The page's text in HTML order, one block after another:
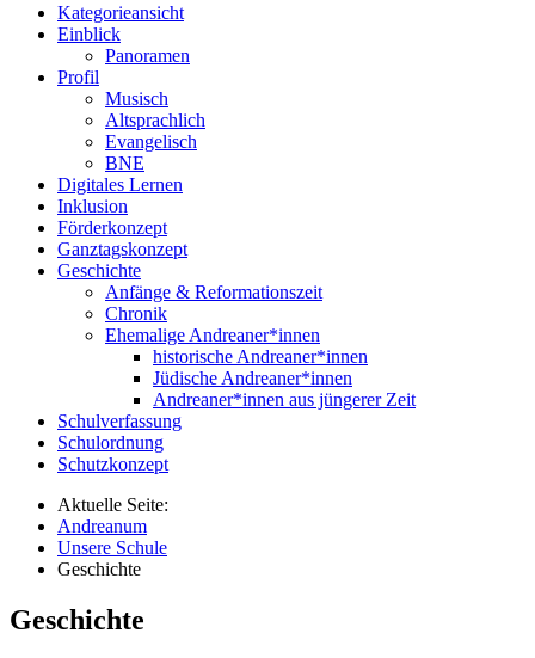
Kategorieansicht
Einblick
Panoramen
Profil
Musisch
Altsprachlich
Evangelisch
BNE
Digitales Lernen
Inklusion
Förderkonzept
Ganztagskonzept
Geschichte
Anfänge & Reformationszeit
Chronik
Ehemalige Andreaner*innen
historische Andreaner*innen
Jüdische Andreaner*innen
Andreaner*innen aus jüngerer Zeit
Schulverfassung
Schulordnung
Schutzkonzept
Aktuelle Seite:
Andreanum
Unsere Schule
Geschichte
Geschichte